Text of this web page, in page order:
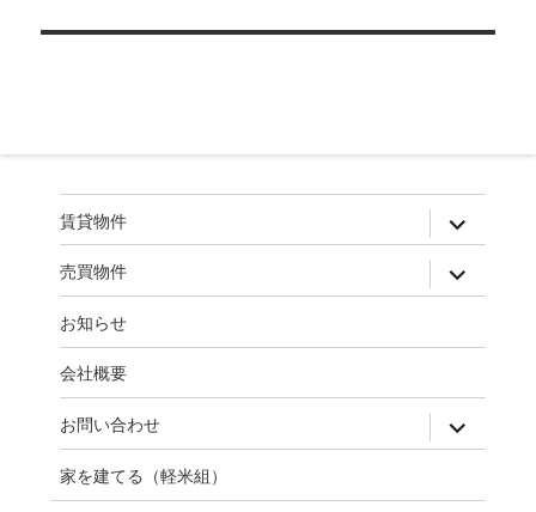
ゲ
ン
賃貸物件 expand
child
menu
売買物件 expand
child
menu
お知らせ
会社概要
お問い合わせ expand
child
menu
家を建てる（軽米組）